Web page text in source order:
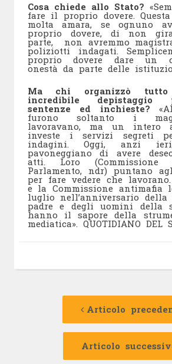
Cosa chiede allo Stato?
fare il proprio dovere.
molta amara, se ognuno
proprio dovere, di non
parte, non avremmo
poliziotti indagati.
proprio dovere dare un
onestà da parte delle
Ma chi organizzò
incredibile depistaggio
sentenze ed inchieste?
furono soltanto i
lavoravano, ma un intero
investe i servizi segreti
indagini. Oggi, anzi
pavoneggiano di avere
atti. Loro (Commissione
Parlamento, ndr) puntano
per fare vedere che
e la Commissione antimafia
luglio nell’anniversario
padre e degli uomini della
hanno il sapore della
mediatica». QUOTIDIANO DEL
Navigazione
Articolo
Articolo